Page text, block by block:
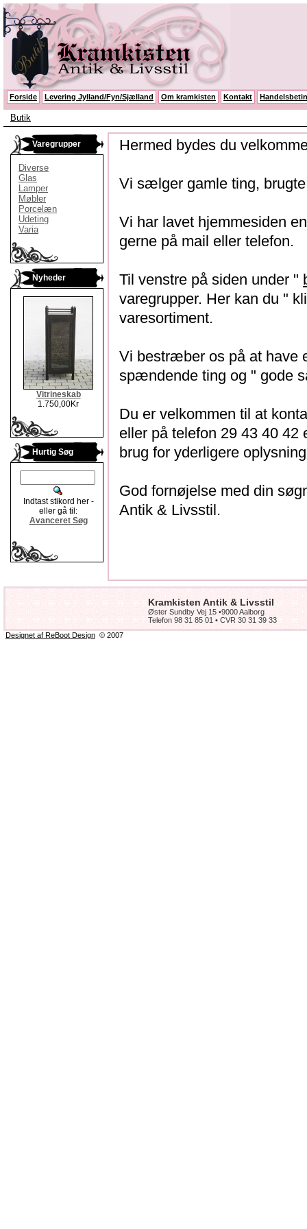
Forside Levering Jylland/Fyn/Sjælland Om kramkisten Kontakt
Butik
Varegrupper
Diverse
Glas
Lamper
Møbler
Porcelæn
Udeting
Varia
Nyheder
Vitrineskab
1.750,00Kr
Hurtig Søg
Indtast stikord her -
eller gå til:
Avanceret Søg
Hermed bydes du
Vi sælger gamle ting,
Vi har lavet hjemmesiden
gerne på mail eller telefon.
Til venstre på siden under "
varegrupper. Her kan du "
varesortiment.
Vi bestræber os på at have
spændende ting og " gode
Du er velkommen til at
eller på telefon 29 43 40 42
brug for yderligere
God fornøjelse med din
Antik & Livsstil.
Kramkisten Antik & Livsstil
Øster Sundby Vej 15 •9000 Aalborg
Telefon 98 31 85 01 • CVR 30 31 39 33
Designet af ReBoot Design © 2007